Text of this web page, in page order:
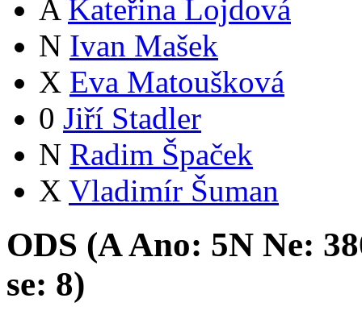
A Kateřina Lojdová
N Ivan Mašek
X Eva Matoušková
0 Jiří Stadler
N Radim Špaček
X Vladimír Šuman
ODS (AAno: 5N Ne: 38
se: 8)